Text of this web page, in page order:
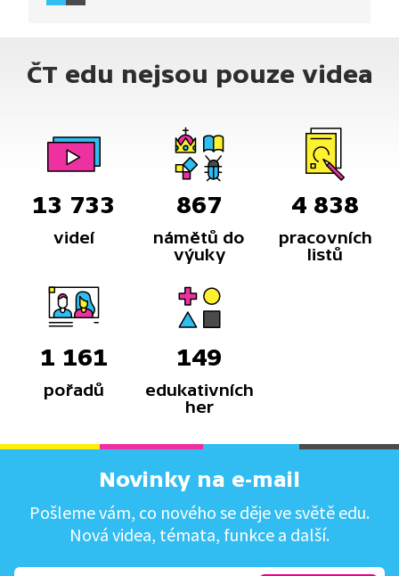
předúnorového Československa vůči SSSR.
ČT edu nejsou pouze videa
13 733
videí
867
námětů do
výuky
4 838
pracovních
listů
1 161
pořadů
149
edukativních
her
Novinky na e-mail
Pošleme vám, co nového se děje ve světě edu.
Nová videa, témata, funkce a další.